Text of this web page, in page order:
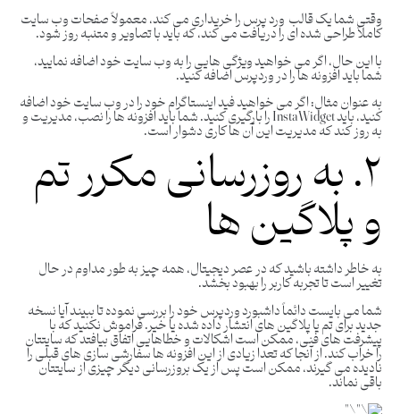
وقتی شما یک قالب ورد پرس را خریداری می کند، معمولاً صفحات وب سایت
کاملاً طراحی شده ای را دریافت می کند، که باید با تصاویر و متنبه روز شود.
با این حال، اگر می خواهید ویژگی هایی را به وب سایت خود اضافه نمایید،
شما باید افزونه ها را در وردپرس اضافه کنید.
به عنوان مثال: اگر می خواهید فید اینستاگرام خود را در وب سایت خود اضافه
کنید، باید InstaWidget را بارگیری کنید. شما باید افزونه ها را نصب، مدیریت و
به روز کند که مدیریت این آن ها کاری دشوار است.
۲. به روزرسانی مکرر تم
و پلاگین ها
به خاطر داشته باشید که در عصر دیجیتال، همه چیز به طور مداوم در حال
تغییر است تا تجربه کاربر را بهبود بخشد.
شما می بایست دائماً داشبورد وردپرس خود را بررسی نموده تا ببیند آیا نسخه
جدید برای تم یا پلاگین های انتشار داده شده یا خیر. فراموش نکنید که با
پیشرفت های فنی، ممکن است اشکالات و خطاهایی اتفاق بیافتد که سایتتان
را خراب کند. از آنجا که تعدا زیادی از این افزونه ها سفارشی سازی های قبلی را
نادیده می گیرند، ممکن است پس از یک بروزرسانی دیگر چیزی از سایتتان
باقی نماند.